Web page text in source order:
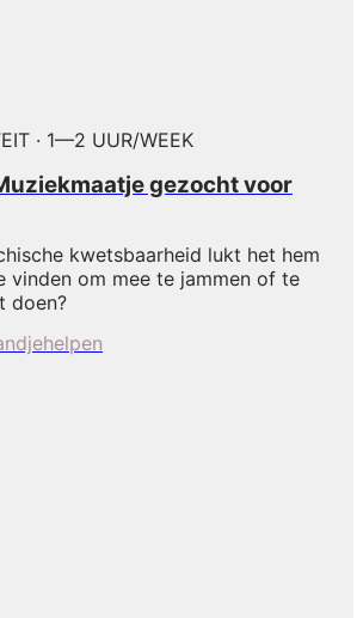
· 1—2 UUR/WEEK
gezocht voor
kwetsbaarheid lukt het hem
vinden om mee te jammen of te
doen?